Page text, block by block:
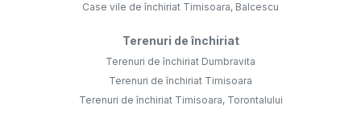
Case vile de închiriat Timisoara, Balcescu
Terenuri de închiriat
Terenuri de închiriat Dumbravita
Terenuri de închiriat Timisoara
Terenuri de închiriat Timisoara, Torontalului